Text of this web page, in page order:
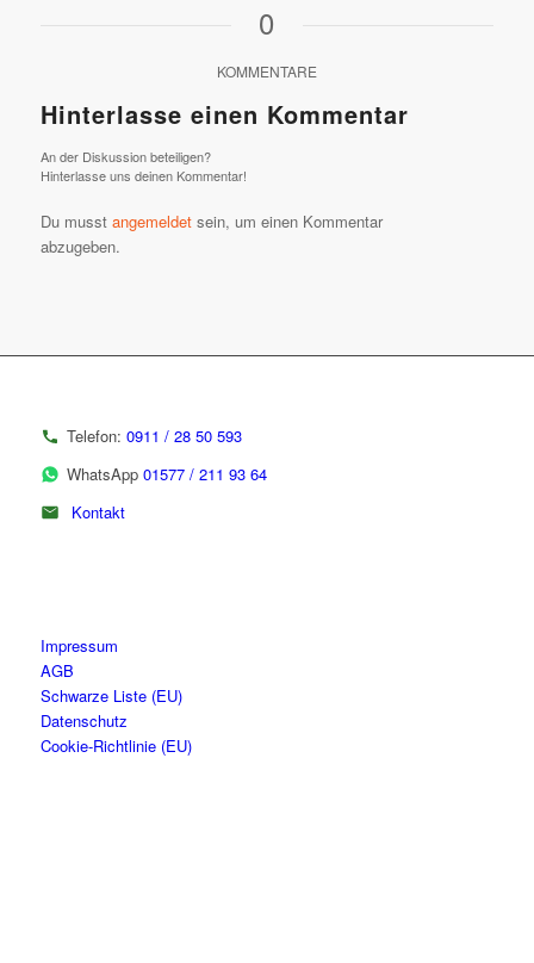
0
KOMMENTARE
Hinterlasse einen Kommentar
An der Diskussion beteiligen?
Hinterlasse uns deinen Kommentar!
Du musst angemeldetsein, um einen Kommentar
abzugeben.
Telefon: 0911 / 28 50 593
WhatsApp 01577 / 211 93 64
Kontakt
Impressum
AGB
Schwarze Liste (EU)
Datenschutz
Cookie-Richtlinie (EU)